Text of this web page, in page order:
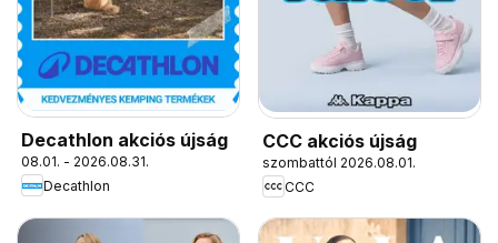
Decathlon akciós újság
08.01. - 2026.08.31.
Decathlon
CCC akciós újság
szombattól 2026.08.01.
CCC